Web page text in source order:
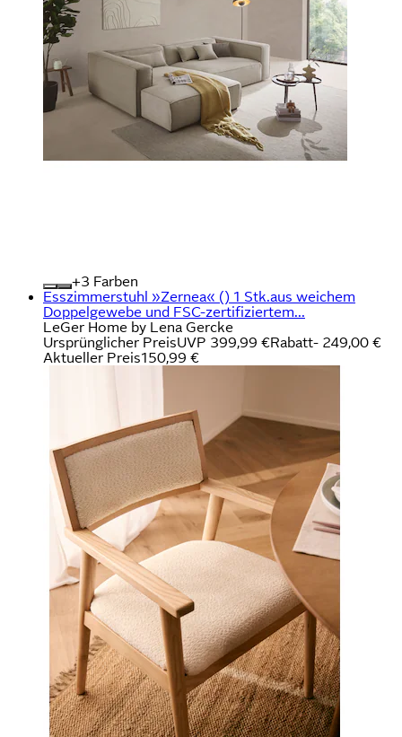
+
Farben
Esszimmerstuhl »Zernea« () 1 Stk.aus weichem
Doppelgewebe und FSC-zertifiziertem...
LeGer Home by Lena Gercke
Ursprünglicher PreisUVP 399,99 €Rabatt- 249,00 €
Aktueller Preis150,99 €